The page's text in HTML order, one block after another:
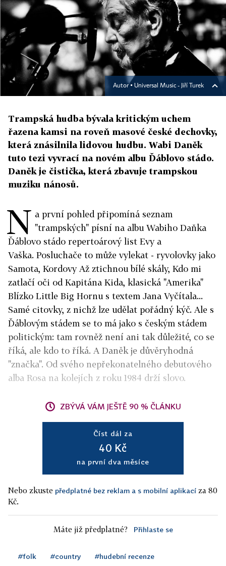
Autor ▪ Universal Music - Jiří Turek
Trampská hudba bývala kritickým uchem
řazena kamsi na roveň masové české dechovky,
která znásilnila lidovou hudbu. Wabi Daněk
tuto tezi vyvrací na novém albu Ďáblovo stádo.
Daněk je čistička, která zbavuje trampskou
muziku nánosů.
N a první pohled připomíná seznam
"trampských" písní na albu Wabiho Daňka
Ďáblovo stádo repertoárový list Evy a
Vaška. Posluchače to může vylekat - ryvolovky jako
Samota, Kordovy Až ztichnou bílé skály, Kdo mi
zatlačí oči od Kapitána Kida, klasická "Amerika"
Blízko Little Big Hornu s textem Jana Vyčítala...
Samé citovky, z nichž lze udělat pořádný kýč. Ale s
Ďáblovým stádem se to má jako s českým stádem
politickým: tam rovněž není ani tak důležité, co se
říká, ale kdo to říká. A Daněk je důvěryhodná
"značka". Od svého nepřekonatelného debutového
alba Rosa na kolejích z roku 1984 drží slovo.
ZBÝVÁ VÁM JEŠTĚ 90 % ČLÁNKU
Číst dál za
40 Kč
na první dva měsíce
Nebo zkuste předplatné bez reklam a s mobilní aplikací za 80
Kč.
Máte již předplatné? Přihlaste se
#folk #country #hudební recenze